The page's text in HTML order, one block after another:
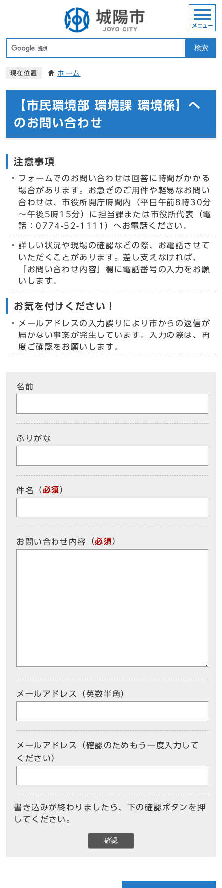
検索
メニュー
現在位置 ホーム
【市民環境部 環境課 環境係】へ
のお問い合わせ
注意事項
フォームでのお問い合わせは回答に時間がかかる
場合があります。お急ぎのご用件や軽易なお問い
合わせは、市役所開庁時間内（平日午前8時30分
～午後5時15分）に担当課または市役所代表（電
話：0774-52-1111）へお電話ください。
詳しい状況や現場の確認などの際、お電話させて
いただくことがあります。差し支えなければ、
「お問い合わせ内容」欄に電話番号の入力をお願
いします。
お気を付けください！
メールアドレスの入力誤りにより市からの返信が
届かない事案が発生しています。入力の際は、再
度ご確認をお願いします。
名前
ふりがな
件名 （必須）
お問い合わせ内容 （必須）
メールアドレス（英数半角）
メールアドレス（確認のためもう一度入力して
ください）
書き込みが終わりましたら、下の確認ボタンを押
してください。
確認